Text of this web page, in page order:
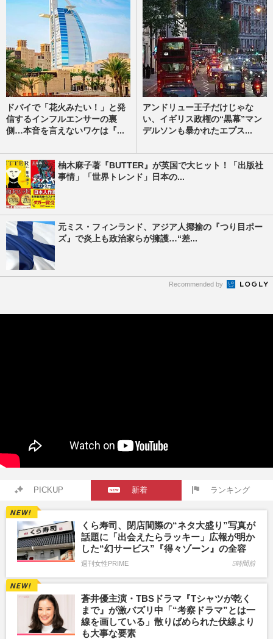
ドバイで「花火みたい！」と発
信するインフルエンサーの裏
側…本音を言えないワケは『...
アンドリュー王子だけじゃな
い、イギリス政権の“黒幕”マン
デルソンも暴かれたエプス...
柚木麻子著『BUTTER』が英国で大ヒット！「出版社
事情」「世界トレンド」日本の...
元ミス・フィンランド、アジア人揶揄の『つり目ポー
ズ』で炎上も政治家らが擁護…“差...
Recommended by
PICKUP 新着 ランキング
くら寿司、閉店間際の“ネタ大盛り”写真が
話題に「出会えたらラッキー」広報が明か
した“幻サービス”『得々ゾーン』の全容
週刊女性PRIME 5時間前
蒼井優主演・TBSドラマ『Tシャツが乾く
まで』が激バズリ中「“考察ドラマ”とは一
線を画している」散りばめられた伏線より
も大事な要素